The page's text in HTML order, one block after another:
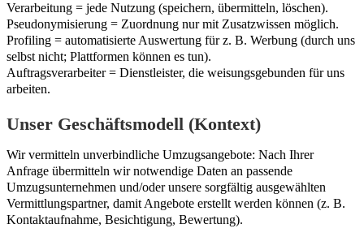
Verarbeitung = jede Nutzung (speichern, übermitteln, löschen).
Pseudonymisierung = Zuordnung nur mit Zusatzwissen möglich.
Profiling = automatisierte Auswertung für z. B. Werbung (durch uns
selbst nicht; Plattformen können es tun).
Auftragsverarbeiter = Dienstleister, die weisungsgebunden für uns
arbeiten.
Unser Geschäftsmodell (Kontext)
Wir vermitteln unverbindliche Umzugsangebote: Nach Ihrer
Anfrage übermitteln wir notwendige Daten an passende
Umzugsunternehmen und/oder unsere sorgfältig ausgewählten
Vermittlungspartner, damit Angebote erstellt werden können (z. B.
Kontaktaufnahme, Besichtigung, Bewertung).